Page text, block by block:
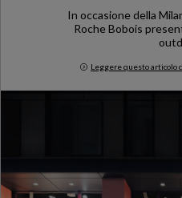
In occasione della
Roche Bobois
Leggere questo articolo